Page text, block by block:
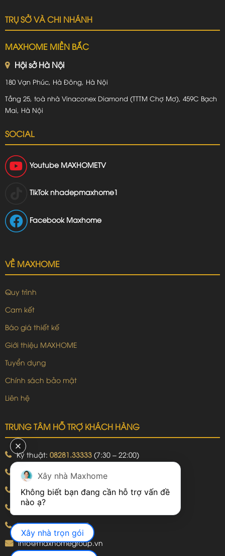
TRỤ SỞ VÀ CHI NHÁNH
MAXHOME MIỀN BẮC
Hội sở Hà Nội
180 Vạn Phúc, Hà Đông, Hà Nội
Tầng 25, toà nhà Vinaconex Diamond (TTTM Chợ Mơ), 459C Bạch
Mai, Hà Nội
SOCIAL
Youtube MAXHOMETV
TikTok nhadepmaxhome1
Facebook Maxhome
VỀ MAXHOME
Quy trình
Cam kết
Báo giá thiết kế
Giới thiệu MAXHOME
Tuyển dụng
Chính sách bảo mật
Liên hệ
TRUNG TÂM HỖ TRỢ KHÁCH HÀNG
Kỹ thuật: 08281.33333 (7:30 – 22:00)
Khiếu nại:
09240.99999
Bảo hành:09240.99999(8:00 – 21:00)
Hotline: 092.774.8888
Hotline: 092.924.5555
info@maxhomegroup.vn
Xây nhà Maxhome
Không biết bạn đang cần hỗ trợ vấn đề
Xây nhà trọn gói